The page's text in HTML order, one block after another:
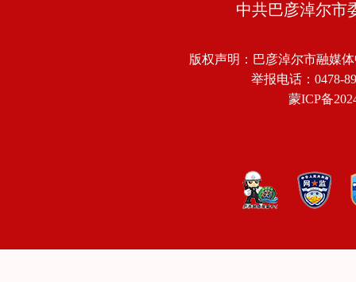
中共巴彦淖尔市
版权声明：巴彦淖尔市融媒
举报电话：0478-
蒙ICP备